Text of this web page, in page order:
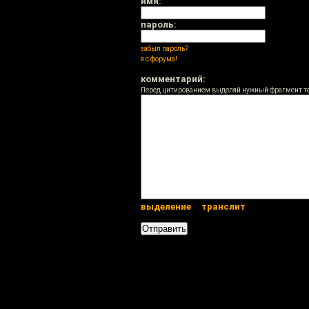
пароль:
забыл пароль?
я с форума!
комментарий:
Перед цитированием выделяй нужный фрагмент
выделение транслит